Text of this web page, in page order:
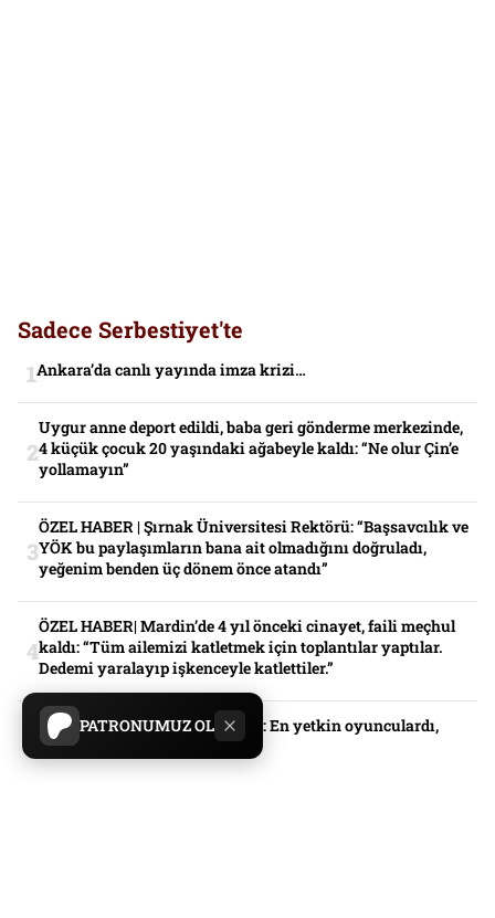
PATRONUMUZ OL
Sadece Serbestiyet'te
Ankara’da canlı yayında imza krizi…
Uygur anne deport edildi, baba geri gönderme merkezinde,
4 küçük çocuk 20 yaşındaki ağabeyle kaldı: “Ne olur Çin’e
yollamayın”
ÖZEL HABER | Şırnak Üniversitesi Rektörü: “Başsavcılık ve
YÖK bu paylaşımların bana ait olmadığını doğruladı,
yeğenim benden üç dönem önce atandı”
ÖZEL HABER| Mardin’de 4 yıl önceki cinayet, faili meçhul
kaldı: “Tüm ailemizi katletmek için toplantılar yaptılar.
Dedemi yaralayıp işkenceyle katlettiler.”
Kandil’den Milli Takım analizi: En yetkin oyunculardı,
yazık oldu